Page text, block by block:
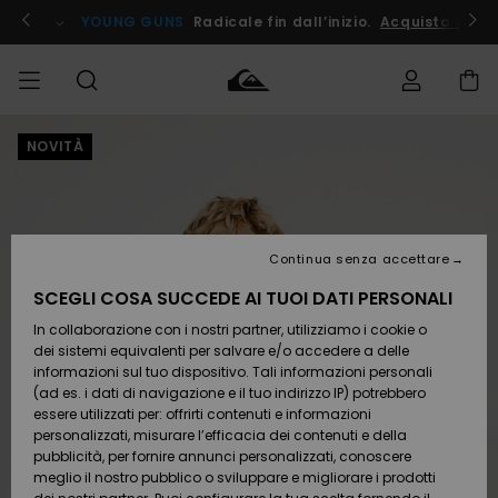
informazioni
prodotto
! YOUNG GUNS Radicale fin dall’inizio. Acquista Ora
UOMO
Accessori
Calzature
e
infradito
Surf /
Acqua
Accessori
Calzature
e
infradito
Surf /
Acqua
Nuovi
Da
Scoprire
Snow
SURF
Highlights
Comunità
SNOW
Uomo
Shop
Snow
Shop
Donna
OUTLET
Outlet
Donna
Spedizione
Pagamento
Buono regalo
Quiksilver
Freedom
NOVITÀ
SCEGLI COSA SUCCEDE AI TUOI DATI PERSONALI
In collaborazione con i nostri partner, utilizziamo i cookie o
dei sistemi equivalenti per salvare e/o accedere a delle
informazioni sul tuo dispositivo. Tali informazioni personali
(ad es. i dati di navigazione e il tuo indirizzo IP) potrebbero
essere utilizzati per: offrirti contenuti e informazioni
personalizzati, misurare l’efficacia dei contenuti e della
pubblicità, per fornire annunci personalizzati, conoscere
meglio il nostro pubblico o sviluppare e migliorare i prodotti
Continua senza accettare